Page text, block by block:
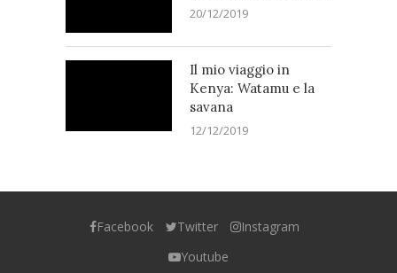
20/12/2019
Il mio viaggio in
Kenya: Watamu e la
savana
12/12/2019
Facebook Twitter
Instagram
Youtube